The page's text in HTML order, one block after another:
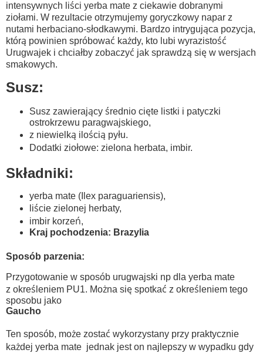
intensywnych liści yerba mate z ciekawie dobranymi
ziołami. W rezultacie otrzymujemy goryczkowy napar z
nutami herbaciano-słodkawymi. Bardzo intrygująca pozycja,
którą powinien spróbować każdy, kto lubi wyrazistość
Urugwajek i chciałby zobaczyć jak sprawdzą się w wersjach
smakowych.
Susz:
Susz zawierający średnio cięte listki i patyczki
ostrokrzewu paragwajskiego,
z niewielką ilością pyłu.
Dodatki ziołowe: zielona herbata, imbir.
Składniki:
yerba mate (Ilex paraguariensis),
liście zielonej herbaty,
imbir korzeń,
Kraj pochodzenia: Brazylia
Sposób parzenia:
Przygotowanie w sposób urugwajski np dla yerba mate
z określeniem PU1. Można się spotkać z określeniem tego
sposobu jako
Gaucho
Ten sposób, może zostać wykorzystany przy praktycznie
każdej yerba mate jednak jest on najlepszy w wypadku gdy